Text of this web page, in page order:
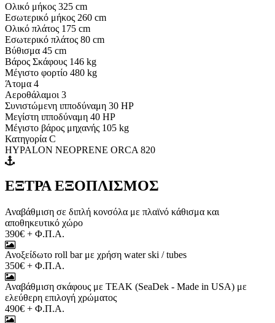
Oλικό μήκος 325 cm
Εσωτερικό μήκος 260 cm
Ολικό πλάτος 175 cm
Εσωτερικό πλάτος 80 cm
Βύθισμα 45 cm
Βάρος Σκάφους 146 kg
Μέγιστο φορτίο 480 kg
Άτομα 4
Αεροθάλαμοι 3
Συνιστώμενη ιπποδύναμη 30 HP
Μεγίστη ιπποδύναμη 40 HP
Μέγιστο βάρος μηχανής 105 kg
Κατηγορία C
HYPALON NEOPRENE ORCA 820
ΕΞΤΡΑ ΕΞΟΠΛΙΣΜΟΣ
Αναβάθμιση σε διπλή κονσόλα με πλαϊνό κάθισμα και
αποθηκευτικό χώρο
390€ + Φ.Π.Α.
Ανοξείδωτο roll bar με χρήση water ski / tubes
350€ + Φ.Π.Α.
Αναβάθμιση σκάφους με TEAK (SeaDek - Made in USA) με
ελεύθερη επιλογή χρώματος
490€ + Φ.Π.Α.